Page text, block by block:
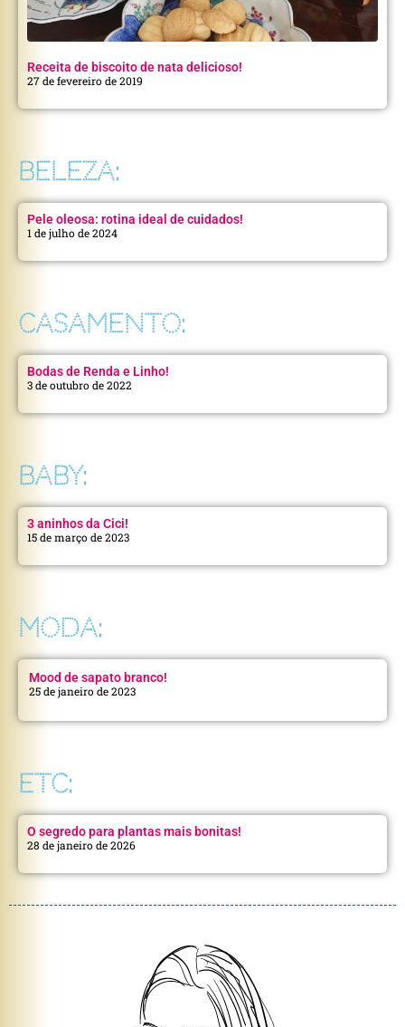
Receita de biscoito de nata delicioso!
27 de fevereiro de 2019
BELEZA:
Pele oleosa: rotina ideal de cuidados!
1 de julho de 2024
CASAMENTO:
Bodas de Renda e Linho!
3 de outubro de 2022
BABY:
3 aninhos da Cici!
15 de março de 2023
MODA:
Mood de sapato branco!
25 de janeiro de 2023
ETC:
O segredo para plantas mais bonitas!
28 de janeiro de 2026